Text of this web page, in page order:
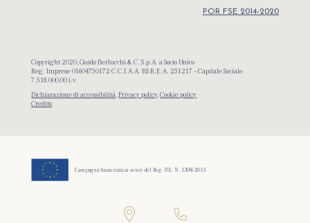
POR FSE 2014-2020
Copyright 2020, Guido Berlucchi & C. S.p.A. a Socio Unico
Reg. Imprese 01604750172 C.C.I.A.A. BS R.E.A. 251217 – Capitale Sociale
7.518.000,00 i.v.
Dichiarazione di accessibilità ,Privacy policy,Cookie policy
Credits
Campagna finanziata ai sensi del Reg. UE. N. 1308/2013
in modo responsabile